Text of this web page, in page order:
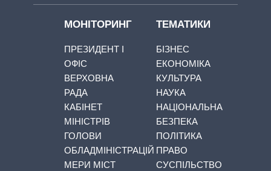
МОНІТОРИНГ
ПРЕЗИДЕНТ І
ОФІС
ВЕРХОВНА
РАДА
КАБІНЕТ
МІНІСТРІВ
ГОЛОВИ
ОБЛАДМІНІСТРАЦІЙ
МЕРИ МІСТ
ТЕМАТИКИ
БІЗНЕС
ЕКОНОМІКА
КУЛЬТУРА
НАУКА
НАЦІОНАЛЬНА
БЕЗПЕКА
ПОЛІТИКА
ПРАВО
СУСПІЛЬСТВО